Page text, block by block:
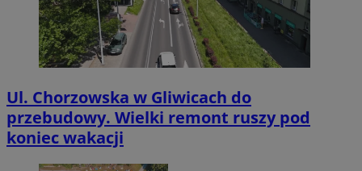
Ul. Chorzowska w Gliwicach do
przebudowy. Wielki remont ruszy pod
koniec wakacji